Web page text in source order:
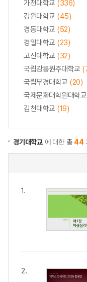
가천대학교 (336)
강원대학교 (45)
경동대학교 (52)
경일대학교 (23)
고신대학교 (32)
국립강릉원주대학교
국립부경대학교 (20)
국제문화대학원대학교
김천대학교 (19)
경기대학교 에 대한 총 44
1.
2.